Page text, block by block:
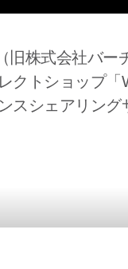
旧株式会社バー
クトショップ
スシェアリング